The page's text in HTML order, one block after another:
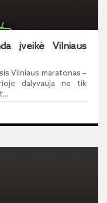
įveikė Vilniaus
Vilniaus maratonas –
dalyvauja ne tik